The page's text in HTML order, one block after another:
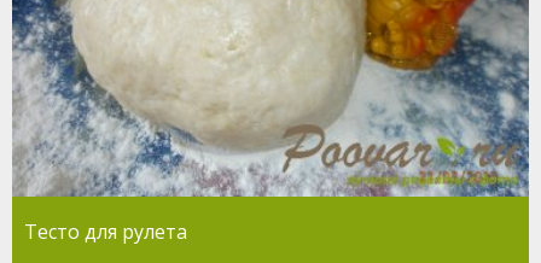
Тесто для рулета